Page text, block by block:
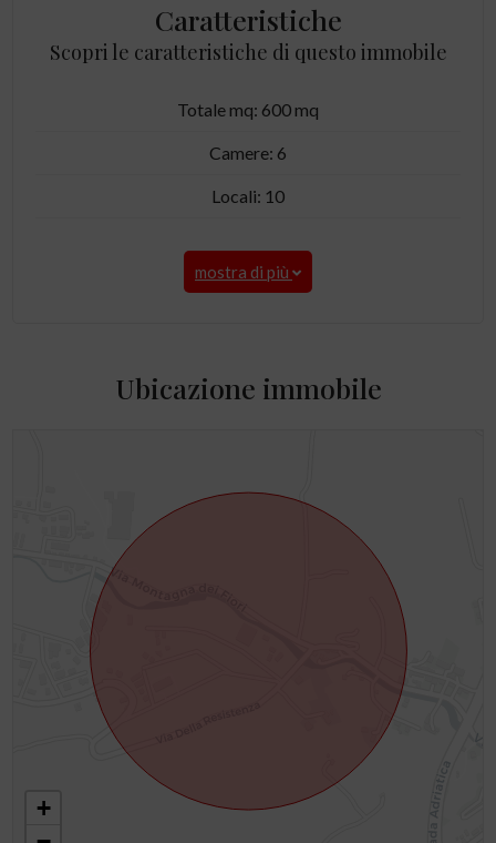
Caratteristiche
Scopri le caratteristiche di questo immobile
Totale mq: 600 mq
Camere: 6
Locali: 10
mostra di più
Ubicazione immobile
+